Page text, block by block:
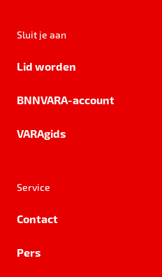
Sluit je aan
Lid worden
BNNVARA-account
VARAgids
Service
Contact
Pers